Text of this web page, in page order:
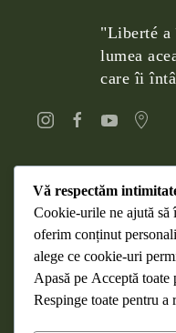
"Liberté a
lumea
care îi
Devino distribuitor
DESPRE COOKIES
Vă respectăm
Cookie-urile ne ajută să
oferim conținut
alege ce cookie-uri
Apasă pe Acceptă toate
Respinge toate pentru a